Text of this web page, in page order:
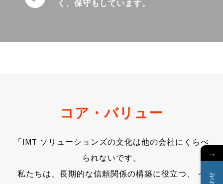
く、保守もしています。
コア・バリュー
「IMT ソリューションズの文化は他の会社にくらべ
られないです。
私たちは、長期的な信頼関係の構築に役立つ、 イ
→